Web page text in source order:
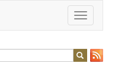
Toggle
navigation